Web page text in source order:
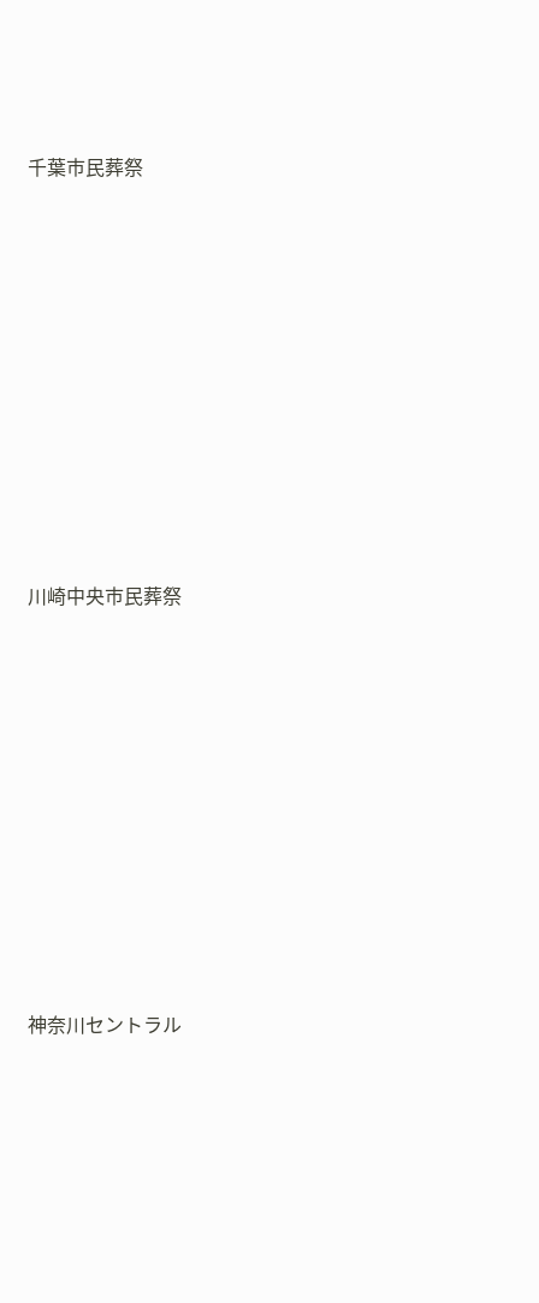
千葉市民葬祭
川崎中央市民葬祭
神奈川セントラル